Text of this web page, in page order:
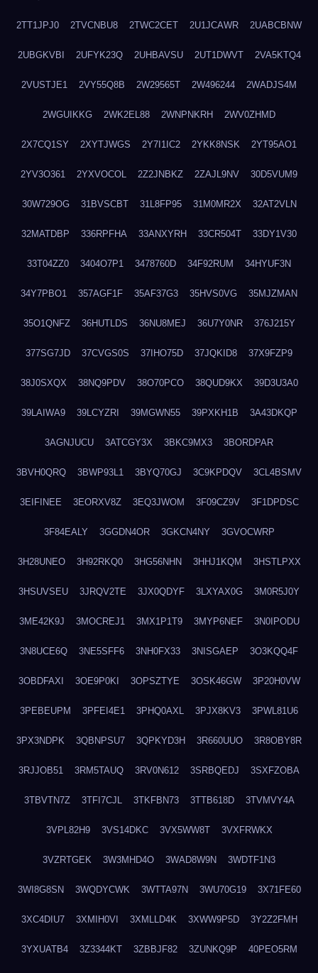
2TT1JPJ0 2TVCNBU8 2TWC2CET 2U1JCAWR 2UABCBNW
2UBGKVBI 2UFYK23Q 2UHBAVSU 2UT1DWVT 2VA5KTQ4
2VUSTJE1 2VY55Q8B 2W29565T 2W496244 2WADJS4M
2WGUIKKG 2WK2EL88 2WNPNKRH 2WV0ZHMD
2X7CQ1SY 2XYTJWGS 2Y7I1IC2 2YKK8NSK 2YT95AO1
2YV3O361 2YXVOCOL 2Z2JNBKZ 2ZAJL9NV 30D5VUM9
30W729OG 31BVSCBT 31L8FP95 31M0MR2X 32AT2VLN
32MATDBP 336RPFHA 33ANXYRH 33CR504T 33DY1V30
33T04ZZ0 3404O7P1 3478760D 34F92RUM 34HYUF3N
34Y7PBO1 357AGF1F 35AF37G3 35HVS0VG 35MJZMAN
35O1QNFZ 36HUTLDS 36NU8MEJ 36U7Y0NR 376J215Y
377SG7JD 37CVGS0S 37IHO75D 37JQKID8 37X9FZP9
38J0SXQX 38NQ9PDV 38O70PCO 38QUD9KX 39D3U3A0
39LAIWA9 39LCYZRI 39MGWN55 39PXKH1B 3A43DKQP
3AGNJUCU 3ATCGY3X 3BKC9MX3 3BORDPAR
3BVH0QRQ 3BWP93L1 3BYQ70GJ 3C9KPDQV 3CL4BSMV
3EIFINEE 3EORXV8Z 3EQ3JWOM 3F09CZ9V 3F1DPDSC
3F84EALY 3GGDN4OR 3GKCN4NY 3GVOCWRP
3H28UNEO 3H92RKQ0 3HG56NHN 3HHJ1KQM 3HSTLPXX
3HSUVSEU 3JRQV2TE 3JX0QDYF 3LXYAX0G 3M0R5J0Y
3ME42K9J 3MOCREJ1 3MX1P1T9 3MYP6NEF 3N0IPODU
3N8UCE6Q 3NE5SFF6 3NH0FX33 3NISGAEP 3O3KQQ4F
3OBDFAXI 3OE9P0KI 3OPSZTYE 3OSK46GW 3P20H0VW
3PEBEUPM 3PFEI4E1 3PHQ0AXL 3PJX8KV3 3PWL81U6
3PX3NDPK 3QBNPSU7 3QPKYD3H 3R660UUO 3R8OBY8R
3RJJOB51 3RM5TAUQ 3RV0N612 3SRBQEDJ 3SXFZOBA
3TBVTN7Z 3TFI7CJL 3TKFBN73 3TTB618D 3TVMVY4A
3VPL82H9 3VS14DKC 3VX5WW8T 3VXFRWKX
3VZRTGEK 3W3MHD4O 3WAD8W9N 3WDTF1N3
3WI8G8SN 3WQDYCWK 3WTTA97N 3WU70G19 3X71FE60
3XC4DIU7 3XMIH0VI 3XMLLD4K 3XWW9P5D 3Y2Z2FMH
3YXUATB4 3Z3344KT 3ZBBJF82 3ZUNKQ9P 40PEO5RM